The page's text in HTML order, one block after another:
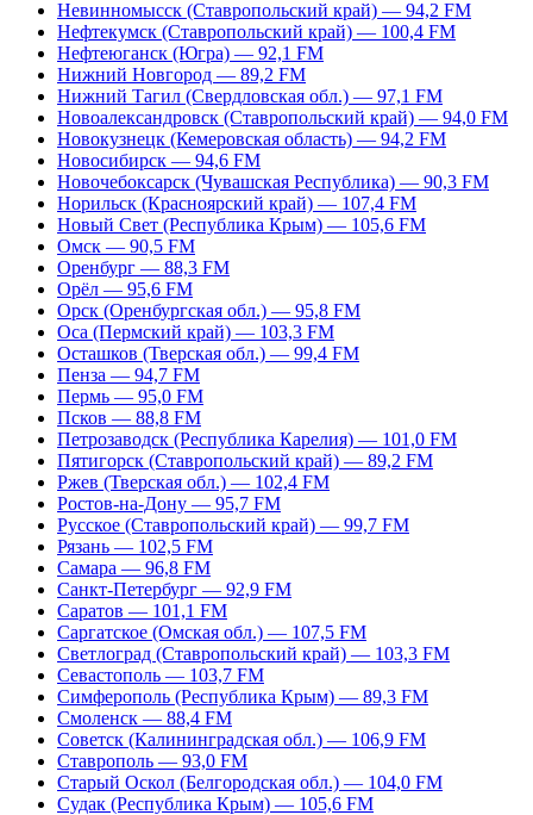
Невинномысск (Ставропольский край) — 94,2 FM
Нефтекумск (Ставропольский край) — 100,4 FM
Нефтеюганск (Югра) — 92,1 FM
Нижний Новгород — 89,2 FM
Нижний Тагил (Свердловская обл.) — 97,1 FM
Новоалександровск (Ставропольский край) — 94,0 FM
Новокузнецк (Кемеровская область) — 94,2 FM
Новосибирск — 94,6 FM
Новочебоксарск (Чувашская Республика) — 90,3 FM
Норильск (Красноярский край) — 107,4 FM
Новый Свет (Республика Крым) — 105,6 FM
Омск — 90,5 FM
Оренбург — 88,3 FM
Орёл — 95,6 FM
Орск (Оренбургская обл.) — 95,8 FM
Оса (Пермский край) — 103,3 FM
Осташков (Тверская обл.) — 99,4 FM
Пенза — 94,7 FM
Пермь — 95,0 FM
Псков — 88,8 FM
Петрозаводск (Республика Карелия) — 101,0 FM
Пятигорск (Ставропольский край) — 89,2 FM
Ржев (Тверская обл.) — 102,4 FM
Ростов-на-Дону — 95,7 FM
Русское (Ставропольский край) — 99,7 FM
Рязань — 102,5 FM
Самара — 96,8 FM
Санкт-Петербург — 92,9 FM
Саратов — 101,1 FM
Саргатское (Омская обл.) — 107,5 FM
Светлоград (Ставропольский край) — 103,3 FM
Севастополь — 103,7 FM
Симферополь (Республика Крым) — 89,3 FM
Смоленск — 88,4 FM
Советск (Калининградская обл.) — 106,9 FM
Ставрополь — 93,0 FM
Старый Оскол (Белгородская обл.) — 104,0 FM
Судак (Республика Крым) — 105,6 FM